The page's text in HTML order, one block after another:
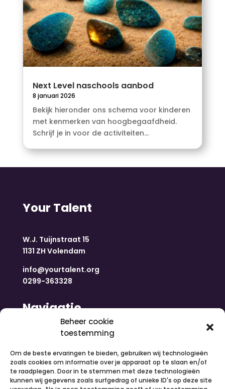
Beheer cookie
toestemming
Om de beste ervaringen te bieden, gebruiken wij technologieën
zoals cookies om informatie over je apparaat op te slaan en/of
te raadplegen. Door in te stemmen met deze technologieën
kunnen wij gegevens zoals surfgedrag of unieke ID's op deze site
Next Level naschools aanbod
8 januari 2026
Bekijk hieronder ons schema voor kinderen
met kenmerken van hoogbegaafdheid.
Schrijf je in voor de activiteiten...
Your Talent
W.J. Tuijnstraat 15
1131 ZH Volendam
info@yourtalent.org
0299-363328
Navigatie
Nieuws
Over ons
Contact
Inloggen